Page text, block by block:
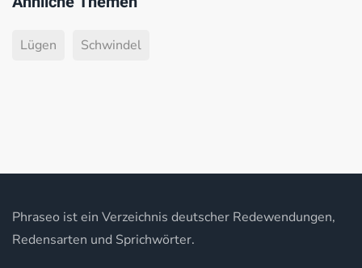
Lügen Schwindel
Phraseo ist ein Verzeichnis deutscher Redewendungen,
Redensarten und Sprichwörter.